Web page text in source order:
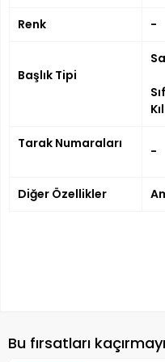
Renk -
Başlık Tipi
Kıl
Tarak Numaraları -
Diğer Özellikler
Bu fırsatları